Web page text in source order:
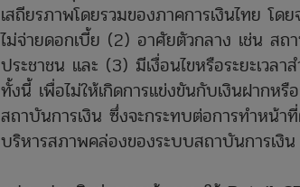
เสถียรภาพโดยรวมของภาคการเงินไทย โ
ไม่จ่ายดอกเบี้ย (2) อาศัยตัวกลาง เช่น สถ
ประชาชน และ (3) มีเงื่อนไขหรือระยะเวล
ทั้งนี้ เพื่อไม่ให้เกิดการแข่งขันกับเงินฝากหรื
สถาบันการเงิน ซึ่งจะกระทบต่อการทำหน้า
บริหารสภาพคล่องของระบบสถาบันการเงิน